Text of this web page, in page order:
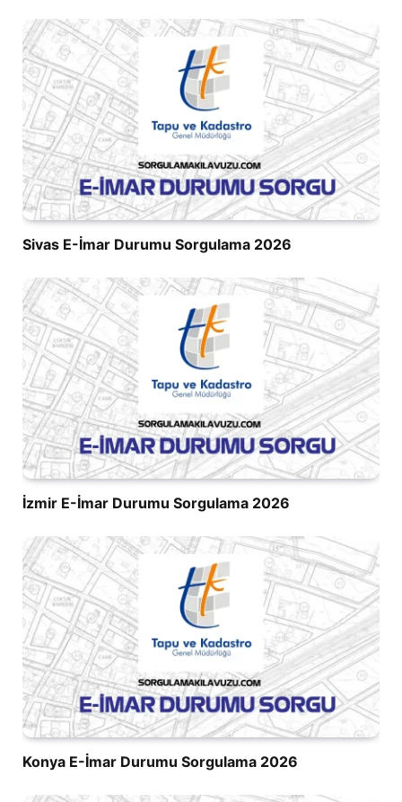
Sivas E-İmar Durumu Sorgulama 2026
İzmir E-İmar Durumu Sorgulama 2026
Konya E-İmar Durumu Sorgulama 2026